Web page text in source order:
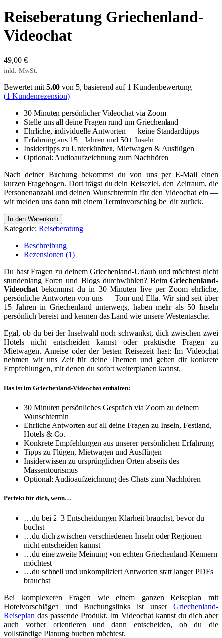
Reiseberatung Griechenland-
Videochat
49,00 €
inkl. MwSt.
Bewertet mit 5.00 von 5, basierend auf 1 Kundenbewertung
(1 Kundenrezension)
30 Minuten persönlicher Videochat via Zoom
Stelle uns all deine Fragen rund um Griechenland
Ehrliche, individuelle Antworten — keine Standardtipps
Erfahrung aus 15+ Jahren und 50+ Inseln
Insidertipps zu Unterkünften, Mietwagen & Ausflügen
Optional: Audioaufzeichnung zum Nachhören
Nach deiner Buchung bekommst du von uns per E-Mail einen
kurzen Fragebogen. Dort trägst du dein Reiseziel, den Zeitraum, die
Personenanzahl und deinen Wunschtermin für den Videochat ein —
wir melden uns dann mit einem Terminvorschlag bei dir zurück.
In den Warenkorb
Kategorie: Reiseberatung
Beschreibung
Rezensionen (1)
Du hast Fragen zu deinem Griechenland-Urlaub und möchtest nicht
stundenlang Foren und Blogs durchwühlen? Beim Griechenland-
Videochat bekommst du in 30 Minuten live per Zoom ehrliche,
persönliche Antworten von uns — Tom und Ella. Wir sind seit über
15 Jahren in Griechenland unterwegs, haben mehr als 50 Inseln
persönlich bereist und kennen das Land wie unsere Westentasche.
Egal, ob du bei der Inselwahl noch schwankst, dich zwischen zwei
Hotels nicht entscheiden kannst oder praktische Fragen zu
Mietwagen, Anreise oder der besten Reisezeit hast: Im Videochat
nehmen wir uns Zeit für deine Themen und geben dir konkrete
Empfehlungen, mit denen du sofort weiterplanen kannst.
Das ist im Griechenland-Videochat enthalten:
30 Minuten persönliches Gespräch via Zoom zu deinem
Wunschtermin
Ehrliche Antworten auf all deine Fragen zu Inseln, Festland,
Hotels & Co.
Konkrete Empfehlungen aus unserer persönlichen Erfahrung
Tipps zu Flügen, Mietwagen und Ausflügen
Insiderwissen zu ursprünglichen Orten abseits des
Massentourismus
Optional: Audioaufzeichnung des Chats zum Nachhören
Perfekt für dich, wenn…
…du bei 2–3 Entscheidungen Klarheit brauchst, bevor du
buchst
…du dich zwischen verschiedenen Inseln oder Regionen
nicht entscheiden kannst
…du eine zweite Meinung von echten Griechenland-Kennern
möchtest
…du schnell und unkompliziert Antworten statt langer PDFs
brauchst
Bei komplexeren Fragen wie einem ganzen Reiseplan mit
Hotelvorschlägen und Buchungslinks ist unser Griechenland-
Reiseplan das passende Produkt. Im Videochat kannst du dich aber
auch vorher orientieren und dann entscheiden, ob du die
vollständige Planung buchen möchtest.